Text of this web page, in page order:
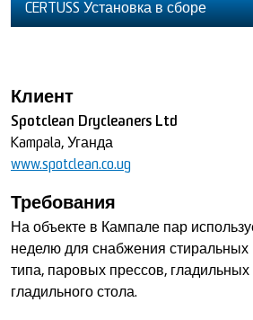
CERTUSS Установка в сборе
Клиент
Spotclean Drycleaners Ltd
Kampala, Уганда
www.spotclean.co.ug
Требования
На объекте в Кампале пар
неделю для снабжения
типа, паровых прессов, гладильных
гладильного стола.